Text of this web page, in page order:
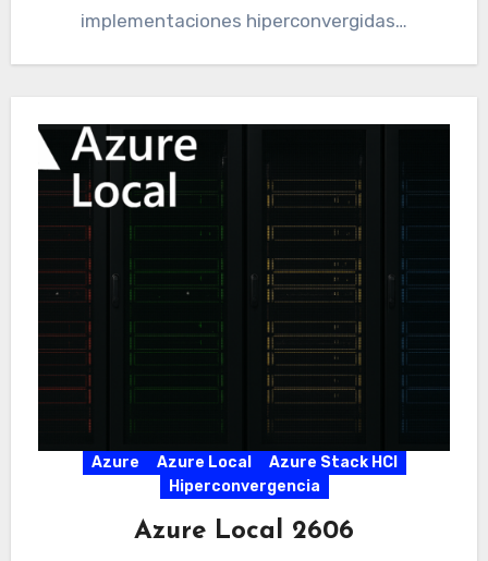
implementaciones hiperconvergidas…
Azure Azure Local
Azure Stack HCI
Hiperconvergencia
Azure Local 2606